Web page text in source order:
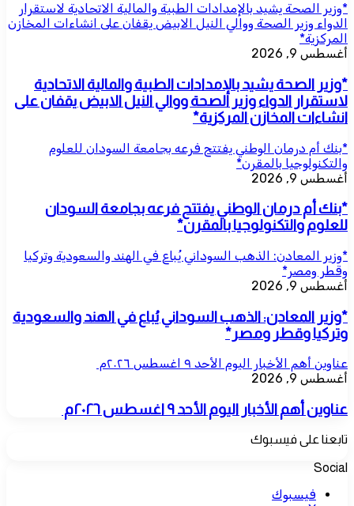
*وزير الصحة يشيد بالإمدادات الطبية والمالية الاتحادية لاستقرار
الدواء وزير الصحة ووالي النيل الابيض يقفان على انشاءات المخازن
المركزية*
أغسطس 9, 2026
*وزير الصحة يشيد بالإمدادات الطبية والمالية الاتحادية
لاستقرار الدواء وزير الصحة ووالي النيل الابيض يقفان على
انشاءات المخازن المركزية*
*بنك أم درمان الوطني يفتتح فرعه بجامعة السودان للعلوم
والتكنولوجيا بالمقرن*
أغسطس 9, 2026
*بنك أم درمان الوطني يفتتح فرعه بجامعة السودان
للعلوم والتكنولوجيا بالمقرن*
*وزير المعادن: الذهب السوداني يُباع في الهند والسعودية وتركيا
وقطر ومصر*
أغسطس 9, 2026
*وزير المعادن: الذهب السوداني يُباع في الهند والسعودية
وتركيا وقطر ومصر*
عناوين أهم الأخبار اليوم الأحد ٩ اغسطس ٢٠٢٦م ​
أغسطس 9, 2026
عناوين أهم الأخبار اليوم الأحد ٩ اغسطس ٢٠٢٦م ​
تابعنا على فيسبوك
Social
فيسبوك